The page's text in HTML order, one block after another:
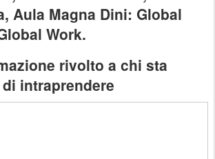
Aula Magna Dini: Global
Work.
rivolto a chi sta
intraprendere